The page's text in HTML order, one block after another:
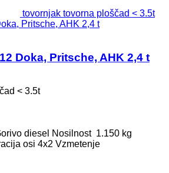
tovornjak tovorna ploščad < 3.5t
Pritsche, AHK 2,4 t
Doka, Pritsche, AHK 2,4 t
< 3.5t
diesel Nosilnost 1.150 kg
osi 4x2 Vzmetenje